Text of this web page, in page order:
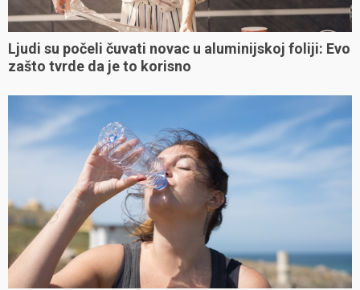
Ljudi su počeli čuvati novac u aluminijskoj foliji: Evo
zašto tvrde da je to korisno